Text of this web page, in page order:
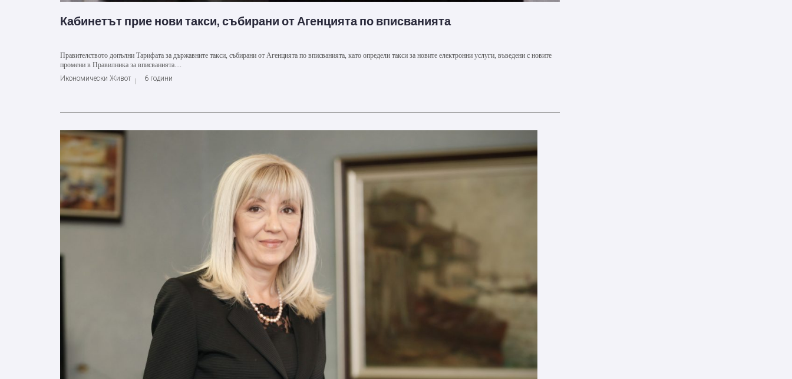
Кабинетът прие нови такси, събирани от Агенцията по вписванията
Правителството допълни Тарифата за държавните такси, събирани от Агенцията по вписванията, като определи такси за новите електронни услуги, въведени с новите
промени в Правилника за вписванията....
Икономически Живот
6 години